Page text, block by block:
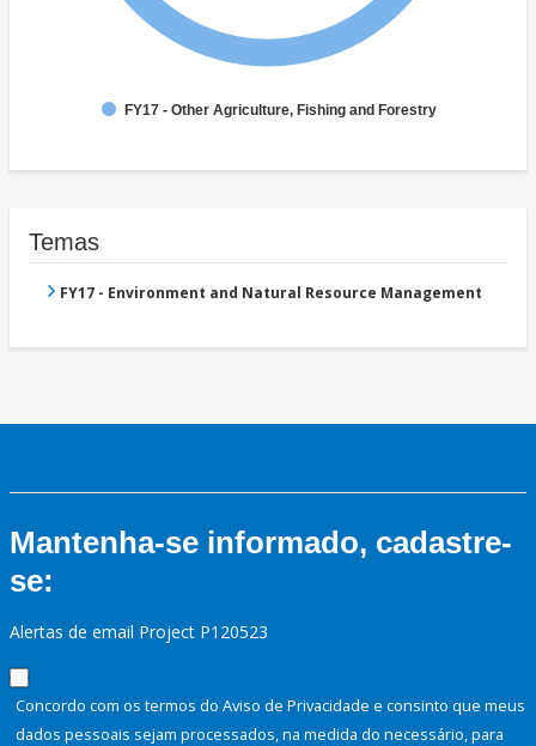
FY17 - Other Agriculture, Fishing and Forestry
Temas
FY17 - Environment and Natural Resource Management
Mantenha-se informado, cadastre-
se:
Alertas de email Project P120523
Concordo com os termos do Aviso de Privacidade e consinto que meus
dados pessoais sejam processados, na medida do necessário, para